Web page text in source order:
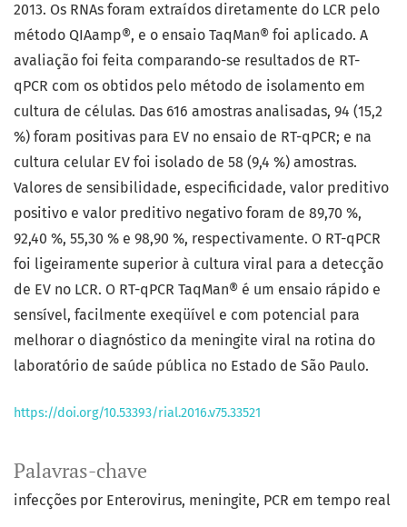
Palavras-chave
infecções por Enterovirus meningite PCR em tempo real
2013. Os RNAs foram extraídos diretamente do LCR pelo
método QIAamp®, e o ensaio TaqMan® foi aplicado. A
avaliação foi feita comparando-se resultados de RT-
qPCR com os obtidos pelo método de isolamento em
cultura de células. Das 616 amostras analisadas, 94 (15,2
%) foram positivas para EV no ensaio de RT-qPCR; e na
cultura celular EV foi isolado de 58 (9,4 %) amostras.
Valores de sensibilidade, especificidade, valor preditivo
positivo e valor preditivo negativo foram de 89,70 %,
92,40 %, 55,30 % e 98,90 %, respectivamente. O RT-qPCR
foi ligeiramente superior à cultura viral para a detecção
de EV no LCR. O RT-qPCR TaqMan® é um ensaio rápido e
sensível, facilmente exeqüível e com potencial para
melhorar o diagnóstico da meningite viral na rotina do
laboratório de saúde pública no Estado de São Paulo.
https://doi.org/10.53393/rial.2016.v75.33521